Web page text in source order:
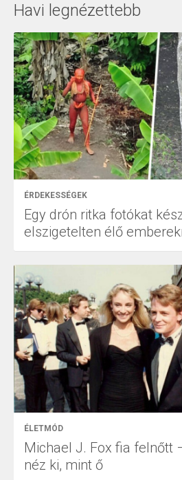
Havi legnézettebb
ÉRDEKESSÉGEK
Egy drón ritka fotókat
elszigetelten élő
ÉLETMÓD
Michael J. Fox fia felnőtt
néz ki, mint ő